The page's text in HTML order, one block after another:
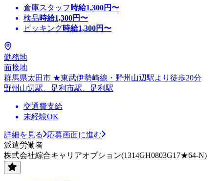
倉庫スタッフ 時給1,300円〜
検品時給1,300円〜
ピッキング時給1,300円〜
勤務地
面接地
群馬県太田市 ★東武伊勢崎線・野州山辺駅より徒歩20分
野州山辺駅、足利市駅、足利駅
交通費支給
未経験OK
詳細を見る
応募画面に進む
派遣労働者
株式会社綜合キャリアオプション(1314GH0803G17★64-N)